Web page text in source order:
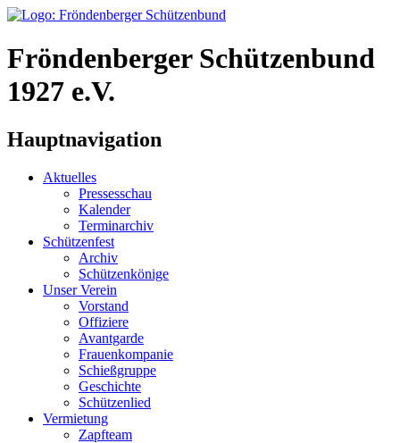
Fröndenberger Schützenbund
1927 e.V.
Hauptnavigation
Aktuelles
Pressesschau
Kalender
Terminarchiv
Schützenfest
Archiv
Schützenkönige
Unser Verein
Vorstand
Offiziere
Avantgarde
Frauenkompanie
Schießgruppe
Geschichte
Schützenlied
Vermietung
Zapfteam